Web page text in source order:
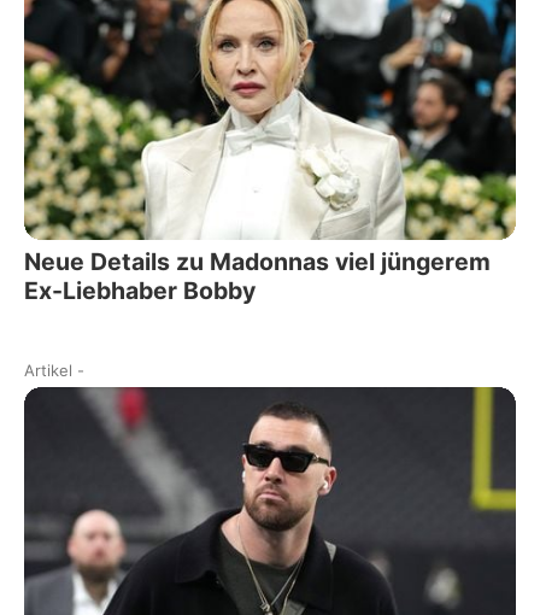
Neue Details zu Madonnas viel jüngerem
Ex-Liebhaber Bobby
Artikel -